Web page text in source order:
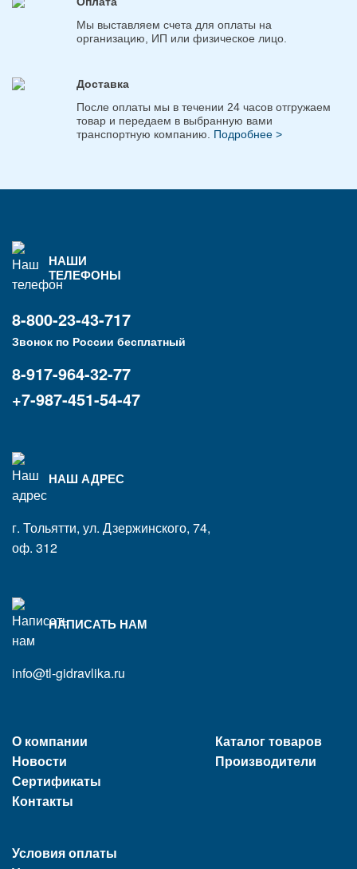
Мы выставляем счета для оплаты на
организацию, ИП или физическое лицо.
Доставка
После оплаты мы в течении 24 часов отгружаем
товар и передаем в выбранную вами
транспортную компанию. Подробнее >
НАШИ
ТЕЛЕФОНЫ
8-800-23-43-717
Звонок по России бесплатный
8-917-964-32-77
+7-987-451-54-47
НАШ АДРЕС
г. Тольятти, ул. Дзержинского, 74,
оф. 312
НАПИСАТЬ НАМ
info@tl-gidravlika.ru
О компании
Новости
Сертификаты
Контакты
Условия оплаты
Каталог товаров
Производители